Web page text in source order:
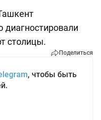
столицы.
Поделиться
, чтобы быть